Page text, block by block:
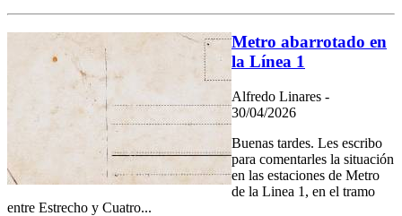
Metro abarrotado en
la Línea 1
Alfredo Linares -
30/04/2026
Buenas tardes. Les escribo
para comentarles la situación
en las estaciones de Metro
de la Linea 1, en el tramo
entre Estrecho y Cuatro...